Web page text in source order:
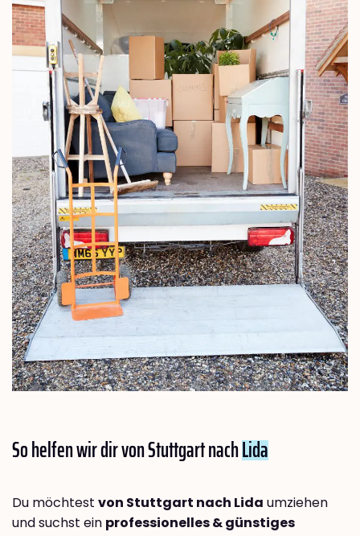
So helfen wir dir von Stuttgart nachLida
Du möchtest von Stuttgart nach Lida umziehen
und suchst ein professionelles & günstiges